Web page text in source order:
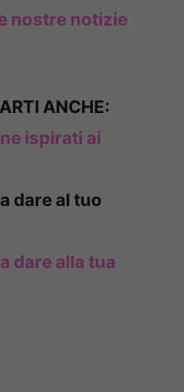
nostre notizie
ANCHE:
ispirati ai
dare al tuo
dare alla tua